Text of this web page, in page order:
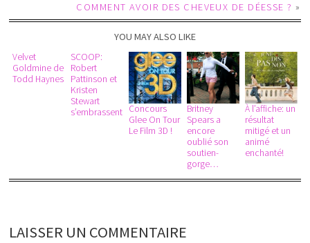
COMMENT AVOIR DES CHEVEUX DE DÉESSE ? »
YOU MAY ALSO LIKE
Velvet
Goldmine de
Todd Haynes
SCOOP:
Robert
Pattinson et
Kristen
Stewart
s’embrassent Concours
Glee On Tour
Le Film 3D !
Britney
Spears a
encore
oublié son
soutien-
gorge…
À l’affiche: un
résultat
mitigé et un
animé
enchanté!
LAISSER UN COMMENTAIRE